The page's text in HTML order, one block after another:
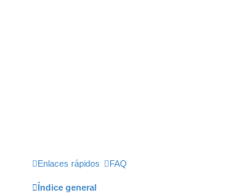
Enlaces rápidos FAQ
Índice general